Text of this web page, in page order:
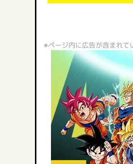
※ページ内に広告が含まれて